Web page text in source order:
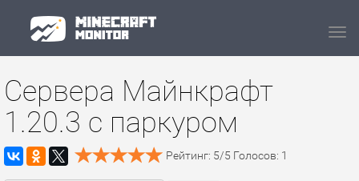
Сервера Майнкрафт
1.20.3 с паркуром
Рейтинг: 5/5 Голосов: 1